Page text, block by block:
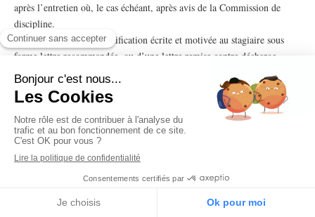
Appeler Nous contacter
après l’entretien où, le cas échéant, après avis de la Commission de
discipline.
Elle fait l’objet d’une notification écrite et motivée au stagiaire sous
forme lettre recommandée, ou d’une lettre remise contre décharge.
L’organisme de formation informe concomitamment l’employeur, et
éventuellement l’organisme paritaire prenant à sa charge les frais de
formation, de la sanction prise.
Article 11 : Représentation des stagiaires
Lorsqu’un stage a une durée supérieure à 500 heures, il est procédé à
l’élection d’un délégué titulaire et d’un délégué suppléant en scrutin
uninominal à deux tours. Tous les stagiaires sont électeurs et éligibles,
sauf les détenus admis à participer à une action de formation